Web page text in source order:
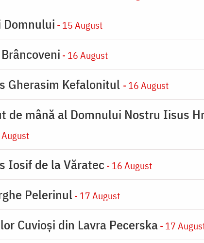
- 15 August
- 16 August
Gherasim Kefalonitul - 16 August
de mână al Domnului Nostru Iisus
Iosif de la Văratec - 16 August
Pelerinul - 17 August
Cuvioși din Lavra Pecerska- 17